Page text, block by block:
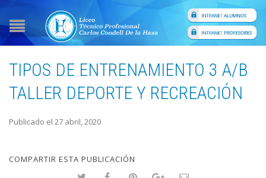
TIPOS DE ENTRENAMIENTO 3 A/B
TALLER DEPORTE Y RECREACIÓN
Publicado el 27 abril, 2020
COMPARTIR ESTA PUBLICACIÓN